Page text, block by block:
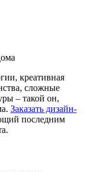
креативная
сложные
– такой он,
Заказать дизайн-
последним